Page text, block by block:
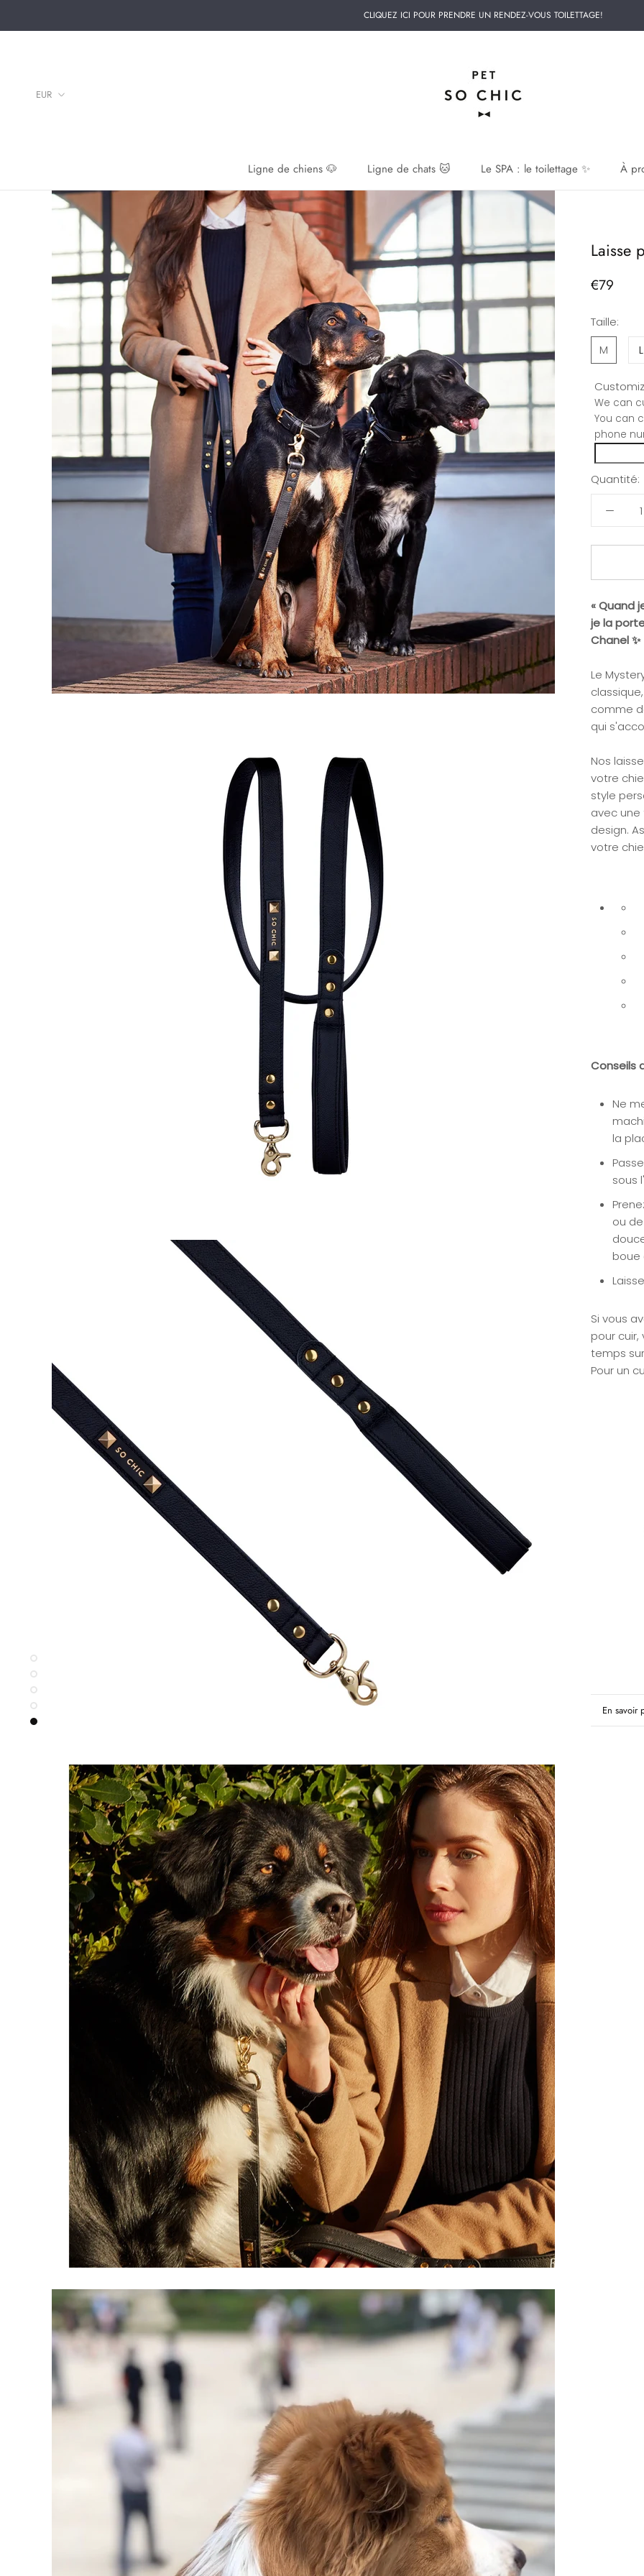
CLIQUEZ ICI POUR PRENDRE UN RENDEZ-VOUS TOILETTAGE!
Ligne de chiens 🐶
Ligne de chats 🐱 Le SPA : le toilettage ✨ À
Laisse
€79
Taille:
M
L
We can
You can
phone
Quantité:
« Quand
je la
Chanel ✨
Le
comme
qui
Nos
votre
style
avec
design.
votre
Conseils
Ne
la
sous
ou
boue
Si vous
pour
temps
Pour un
En savoir
Voir les